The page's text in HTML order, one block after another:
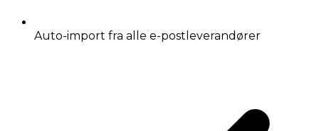
Auto-import fra alle e-postleverandører